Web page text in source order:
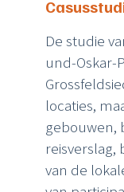
De studie
und-Oskar-
locaties,
gebouwen,
van de